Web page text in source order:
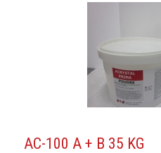
AC-100 A + B 35 KG